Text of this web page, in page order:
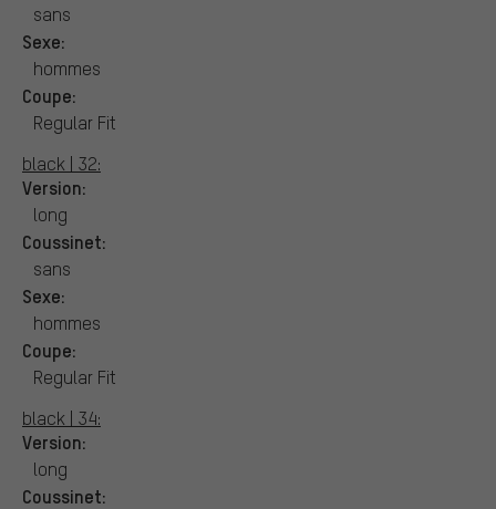
sans
Sexe:
hommes
Coupe:
Regular Fit
black | 32:
Version:
long
Coussinet:
sans
Sexe:
hommes
Coupe:
Regular Fit
black | 34:
Version:
long
Coussinet: